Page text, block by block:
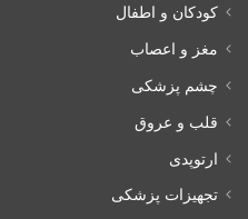
کودکان و اطفال
مغز و اعصاب
چشم پزشکی
قلب و عروق
ارتوپدی
تجهیزات پزشکی